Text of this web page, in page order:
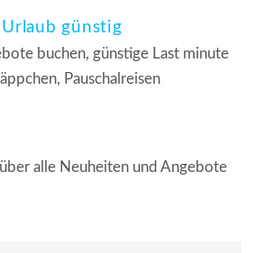
Urlaub günstig
buchen, günstige Last minute
Pauschalreisen
alle Neuheiten und Angebote